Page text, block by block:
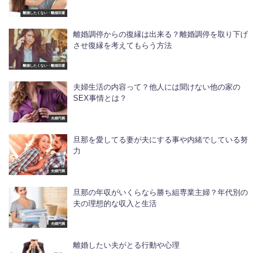
離婚したくない・離婚回避
離婚したくない・離婚回避
離婚調停からの復縁は出来る？離婚調停を取り下げ
させ復縁を考えてもらう方法
夫婦円満
夫婦生活の内容って？他人には聞けない他の家の
SEX事情とは？
夫婦円満
旦那を愛してる妻が夫にする事や内緒でしている努
力
夫婦円満
旦那の年収がいくらなら勝ち組専業主婦？年代別の
夫の理想的な収入と生活
離婚したい夫がとる行動や心理